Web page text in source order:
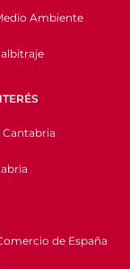
Ambiente
de España